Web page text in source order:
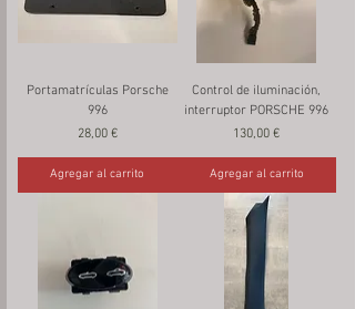
Portamatrículas Porsche
996
Precio
28,00 €
Agregar al carrito
Control de iluminación,
interruptor PORSCHE 996
Precio
130,00 €
Agregar al carrito